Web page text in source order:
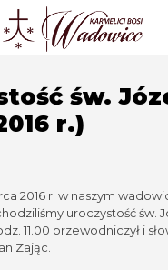
św.
r.)
2016 r. w naszym
uroczystość św.
11.00 przewodniczył i
Zając.